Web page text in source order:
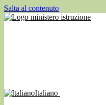
Salta al contenuto
Italiano